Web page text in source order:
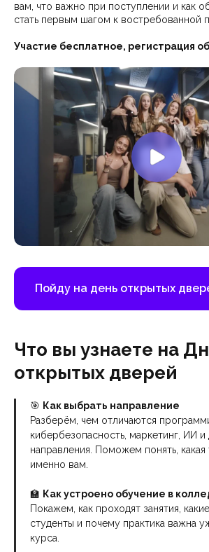
вам, что важно при поступлении и как
стать первым шагом к востребованной
Участие бесплатное, регистрация
Пойду на день открытых
Что вы узнаете на
открытых дверей
🎯 Как выбрать направление
Разберём, чем отличаются
кибербезопасность, маркетинг, ИИ и
направления. Поможем понять,
именно вам.
🏫 Как устроено обучение в
Покажем, как проходят занятия,
студенты и почему практика важна
курса.